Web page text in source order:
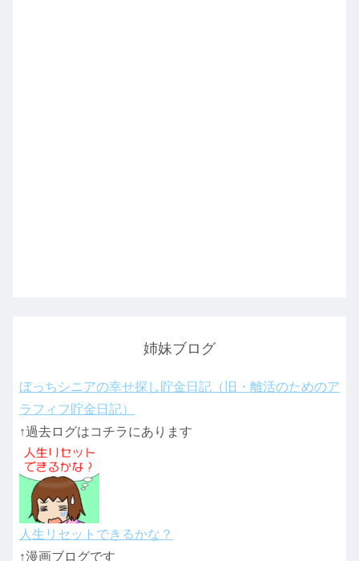
姉妹ブログ
ぼっちシニアの幸せ探し貯金日記（旧・離活のためのア
ラフィフ貯金日記）
↑過去ログはコチラにあります
人生リセットできるかな？
↑漫画ブログです